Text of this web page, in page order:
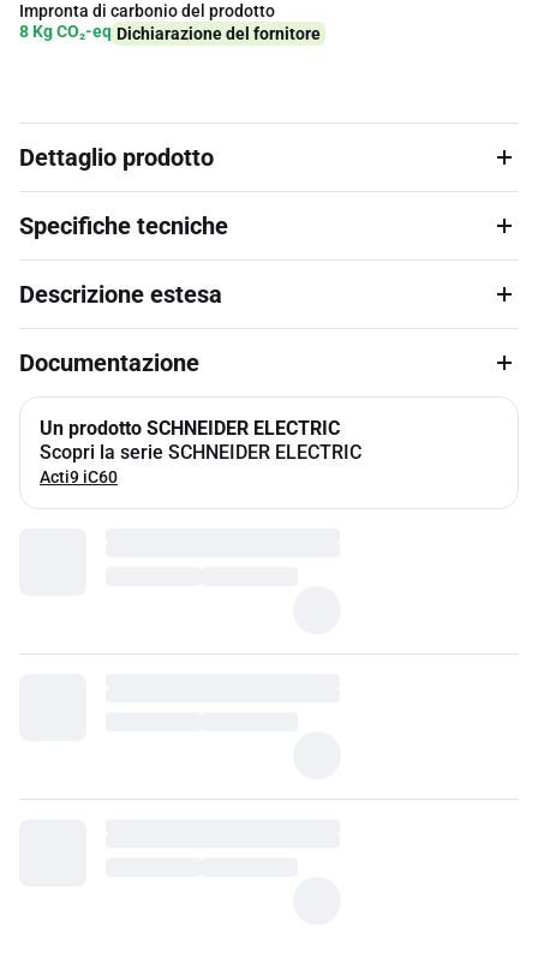
Impronta di carbonio del prodotto
8 Kg CO₂-eq Dichiarazione del fornitore
Dettaglio prodotto
Specifiche tecniche
Descrizione estesa
Documentazione
Un prodotto SCHNEIDER ELECTRIC
Scopri la serie SCHNEIDER ELECTRIC
Acti9 iC60